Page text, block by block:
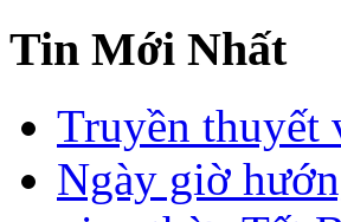
Tin Mới Nhất
Truyền thuyết
Ngày giờ